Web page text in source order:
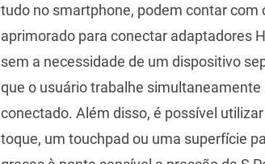
tudo no smartphone, podem contar com
aprimorado para conectar adaptadores
sem a necessidade de um dispositivo
que o usuário trabalhe
conectado. Além disso, é possível
toque, um touchpad ou uma superfície